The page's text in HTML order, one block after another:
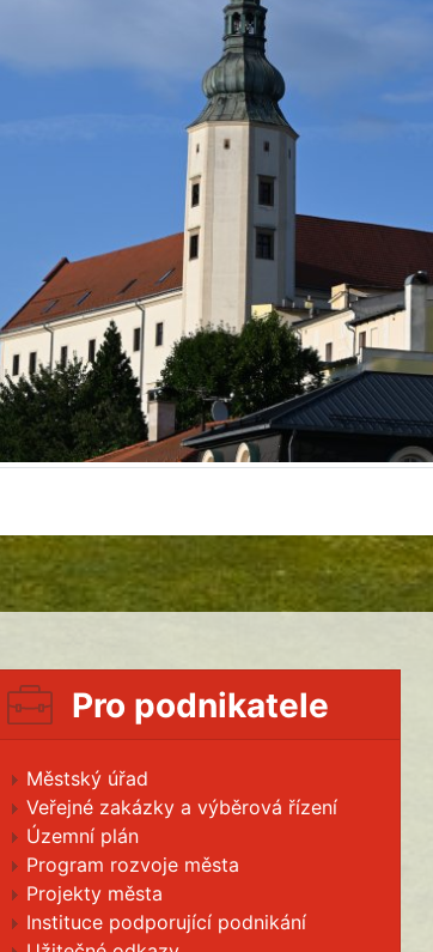
Pro podnikatele
Městský úřad
Veřejné zakázky a výběrová řízení
Územní plán
Program rozvoje města
Projekty města
Instituce podporující podnikání